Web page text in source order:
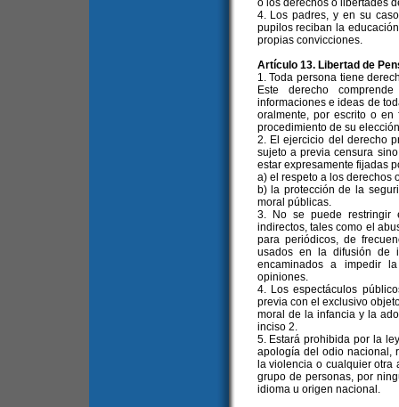
o los derechos o libertades
4. Los padres, y en su
pupilos reciban la
propias convicciones.
Artículo 13. Libertad de
1. Toda persona tiene
Este derecho
informaciones e ideas de
oralmente, por escrito o
procedimiento de su
2. El ejercicio del derecho
sujeto a previa censura
estar expresamente fijadas
a) el respeto a los derechos
b) la protección de la
moral públicas.
3. No se puede restringir
indirectos, tales como el
para periódicos, de
usados en la difusión de
encaminados a impedir
opiniones.
4. Los espectáculos
previa con el exclusivo
moral de la infancia y la
inciso 2.
5. Estará prohibida por la
apología del odio nacional,
la violencia o cualquier
grupo de personas, por
idioma u origen nacional.